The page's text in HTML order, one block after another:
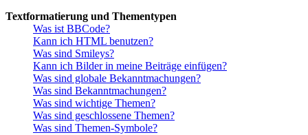
Textformatierung und Thementypen
Was ist BBCode?
Kann ich HTML benutzen?
Was sind Smileys?
Kann ich Bilder in meine Beiträge einfügen?
Was sind globale Bekanntmachungen?
Was sind Bekanntmachungen?
Was sind wichtige Themen?
Was sind geschlossene Themen?
Was sind Themen-Symbole?